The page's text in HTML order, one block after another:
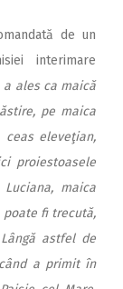
de un
interimare
a ales ca maică
pe maica
ceas eleveţian,
proiestoasele
maica
poate fi trecută,
astfel de
a primit în